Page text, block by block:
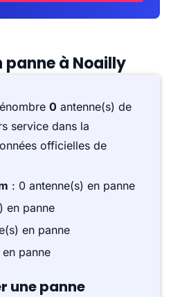
panne à Noailly
0 antenne(s) de
service dans la
officielles de
: 0 antenne(s) en panne
en panne
en panne
panne
une panne